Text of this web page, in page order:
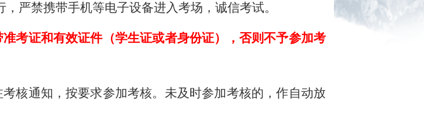
，严禁携带手机等电子设备进入考场，诚信考试。
考证和有效证件（学生证或者身份证），否则不予参加考
核通知，按要求参加考核。未及时参加考核的，作自动放